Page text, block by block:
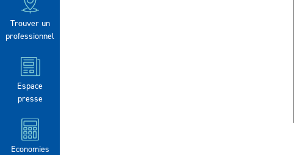
Trouver un
professionnel
Espace
presse
Economies